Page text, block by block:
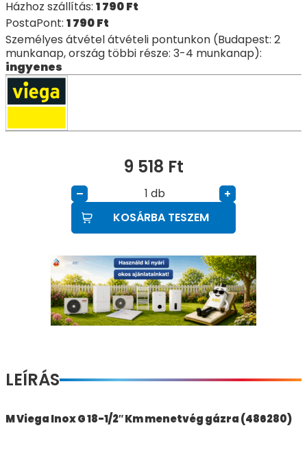
Házhoz szállítás: 1 790Ft
PostaPont: 1 790Ft
Személyes átvétel átvételi pontunkon (Budapest: 2
munkanap, ország többi része: 3-4 munkanap):
ingyenes
9 518 Ft
– db
+
KOSÁRBA TESZEM
LEÍRÁS
M Viega Inox G 18-1/2″ Km menetvég gázra (486280)